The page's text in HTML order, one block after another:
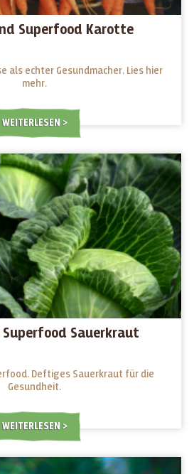
Superfood Karotte
als echter Gesundmacher. Lies hier
mehr.
WEITERLESEN
Superfood Sauerkraut
Deftiges Sauerkraut für die
Gesundheit.
WEITERLESEN